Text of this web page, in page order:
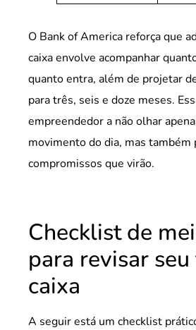
O Bank of America reforça que
caixa envolve acompanhar
quanto entra, além de projetar
para três, seis e doze meses.
empreendedor a não olhar
movimento do dia, mas também
compromissos que virão.
Checklist de
para revisar
caixa
A seguir está um checklist